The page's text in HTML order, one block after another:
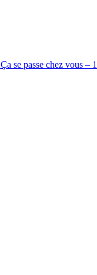
Ça se passe chez vous –